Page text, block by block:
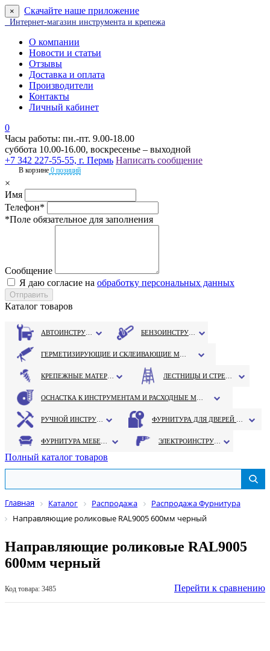
× Скачайте наше приложение
Интернет-магазин инструмента и крепежа
О компании
Новости и статьи
Отзывы
Доставка и оплата
Производители
Контакты
Личный кабинет
0
Часы работы: пн.-пт. 9.00-18.00
суббота 10.00-16.00, воскресенье – выходной
+7 342 227-55-55, г. Пермь Написать сообщение
В корзине 0 позиций
×
Имя
Телефон*
*Поле обязательное для заполнения
Сообщение
Я даю согласие на обработку персональных данных
Каталог товаров
Полный каталог товаров
Главная Каталог Распродажа
Распродажа Фурнитура
Направляющие роликовые RAL9005 600мм черный
Направляющие роликовые RAL9005
600мм черный
Код товара: 3485 Перейти к сравнению